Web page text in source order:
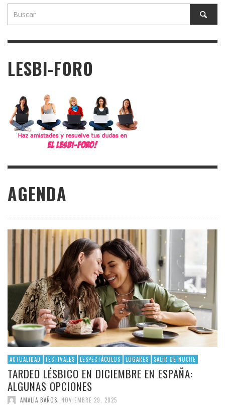
LESBI-FORO
AGENDA
ACTUALIDAD FESTIVALES LESPECTÁCULOS LUGARES SALIR DE NOCHE
TARDEO LÉSBICO EN DICIEMBRE EN ESPAÑA:
ALGUNAS OPCIONES
AMALIA BAÑOS, NOVIEMBRE 29, 2025